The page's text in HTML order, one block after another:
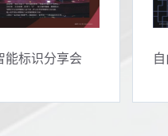
能标识分享会